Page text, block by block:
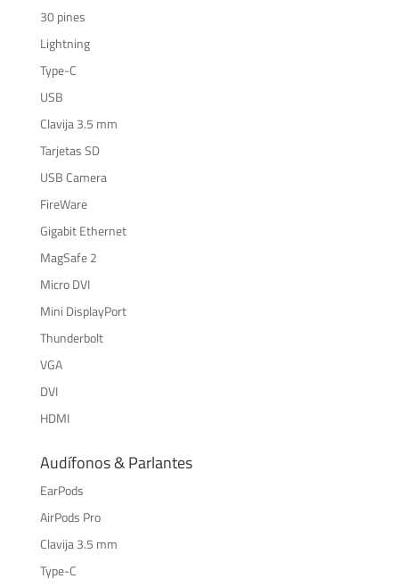
30 pines
Lightning
Type-C
USB
Clavija 3.5 mm
Tarjetas SD
USB Camera
FireWare
Gigabit Ethernet
MagSafe 2
Micro DVI
Mini DisplayPort
Thunderbolt
VGA
DVI
HDMI
Audífonos & Parlantes
EarPods
AirPods Pro
Clavija 3.5 mm
Type-C